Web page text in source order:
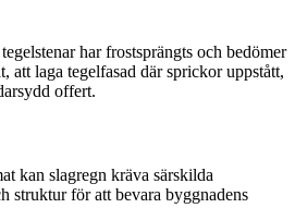
har frostsprängts och bedömer
laga tegelfasad där sprickor uppstått,
offert.
kan slagregn kräva särskilda
struktur för att bevara byggnadens